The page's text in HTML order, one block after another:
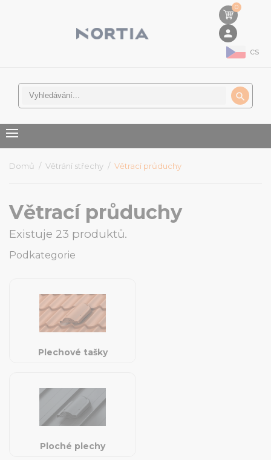
0
person
cs

Domů Větrání střechy Větrací průduchy
Větrací průduchy
Existuje 23 produktů.
Podkategorie
Plechové tašky
Ploché plechy